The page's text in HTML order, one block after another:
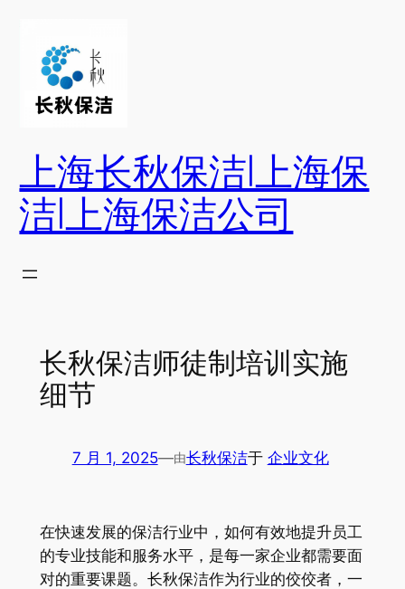
上海长秋保洁|上海保
洁|上海保洁公司
长秋保洁师徒制培训实施
细节
7 月 1, 2025—由长秋保洁于 企业文化
在快速发展的保洁行业中，如何有效地提升员工
的专业技能和服务水平，是每一家企业都需要面
对的重要课题。长秋保洁作为行业的佼佼者，一